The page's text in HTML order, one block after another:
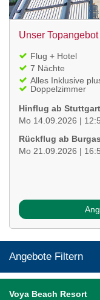
Unser
Flug + Hotel
7 Nächte
Alles Inklusive
Doppelzimmer
Hinflug ab
Mo 14.09.2026 |
Rückflug ab
Mo 21.09.2026 |
Angebote Filtern
Voya Beach Resort